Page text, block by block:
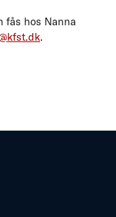
fås hos Nanna
.